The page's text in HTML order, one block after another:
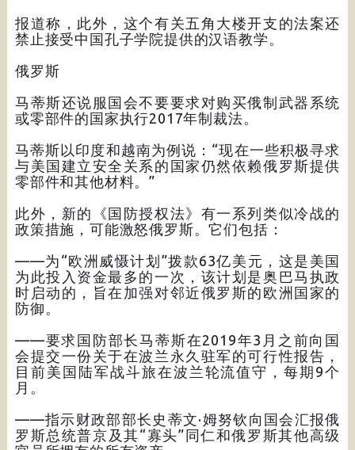
报道称，此外，这个有关五角大楼开支的法案还
禁止接受中国孔子学院提供的汉语教学。
俄罗斯
马蒂斯还说服国会不要要求对购买俄制武器系统
或零部件的国家执行2017年制裁法。
马蒂斯以印度和越南为例说：“现在一些积极寻求
与美国建立安全关系的国家仍然依赖俄罗斯提供
零部件和其他材料。”
此外，新的《国防授权法》有一系列类似冷战的
政策措施，可能激怒俄罗斯。它们包括：
——为“欧洲威慑计划”拨款63亿美元，这是美国
为此投入资金最多的一次，该计划是奥巴马执政
时启动的，旨在加强对邻近俄罗斯的欧洲国家的
防御。
——要求国防部长马蒂斯在2019年3月之前向国
会提交一份关于在波兰永久驻军的可行性报告，
目前美国陆军战斗旅在波兰轮流值守，每期9个
月。
——指示财政部部长史蒂文·姆努钦向国会汇报俄
罗斯总统普京及其“寡头”同仁和俄罗斯其他高级